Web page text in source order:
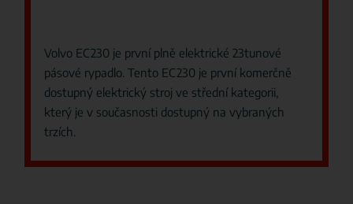
Volvo EC230 je první plně elektrické 23tunové
pásové rypadlo. Tento EC230 je první komerčně
dostupný elektrický stroj ve střední kategorii,
který je v současnosti dostupný na vybraných
trzích.